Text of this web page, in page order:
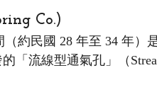
Co.)
約民國 28 年至 34 年）
「流線型通氣孔」（